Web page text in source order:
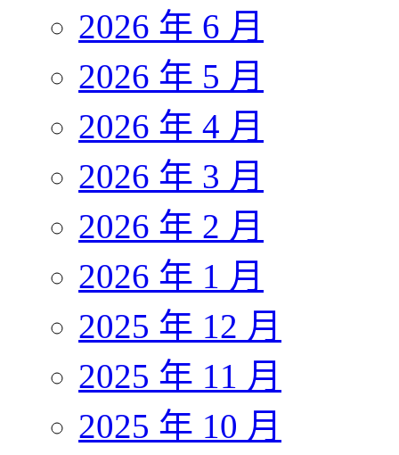
2026 年 6 月
2026 年 5 月
2026 年 4 月
2026 年 3 月
2026 年 2 月
2026 年 1 月
2025 年 12 月
2025 年 11 月
2025 年 10 月